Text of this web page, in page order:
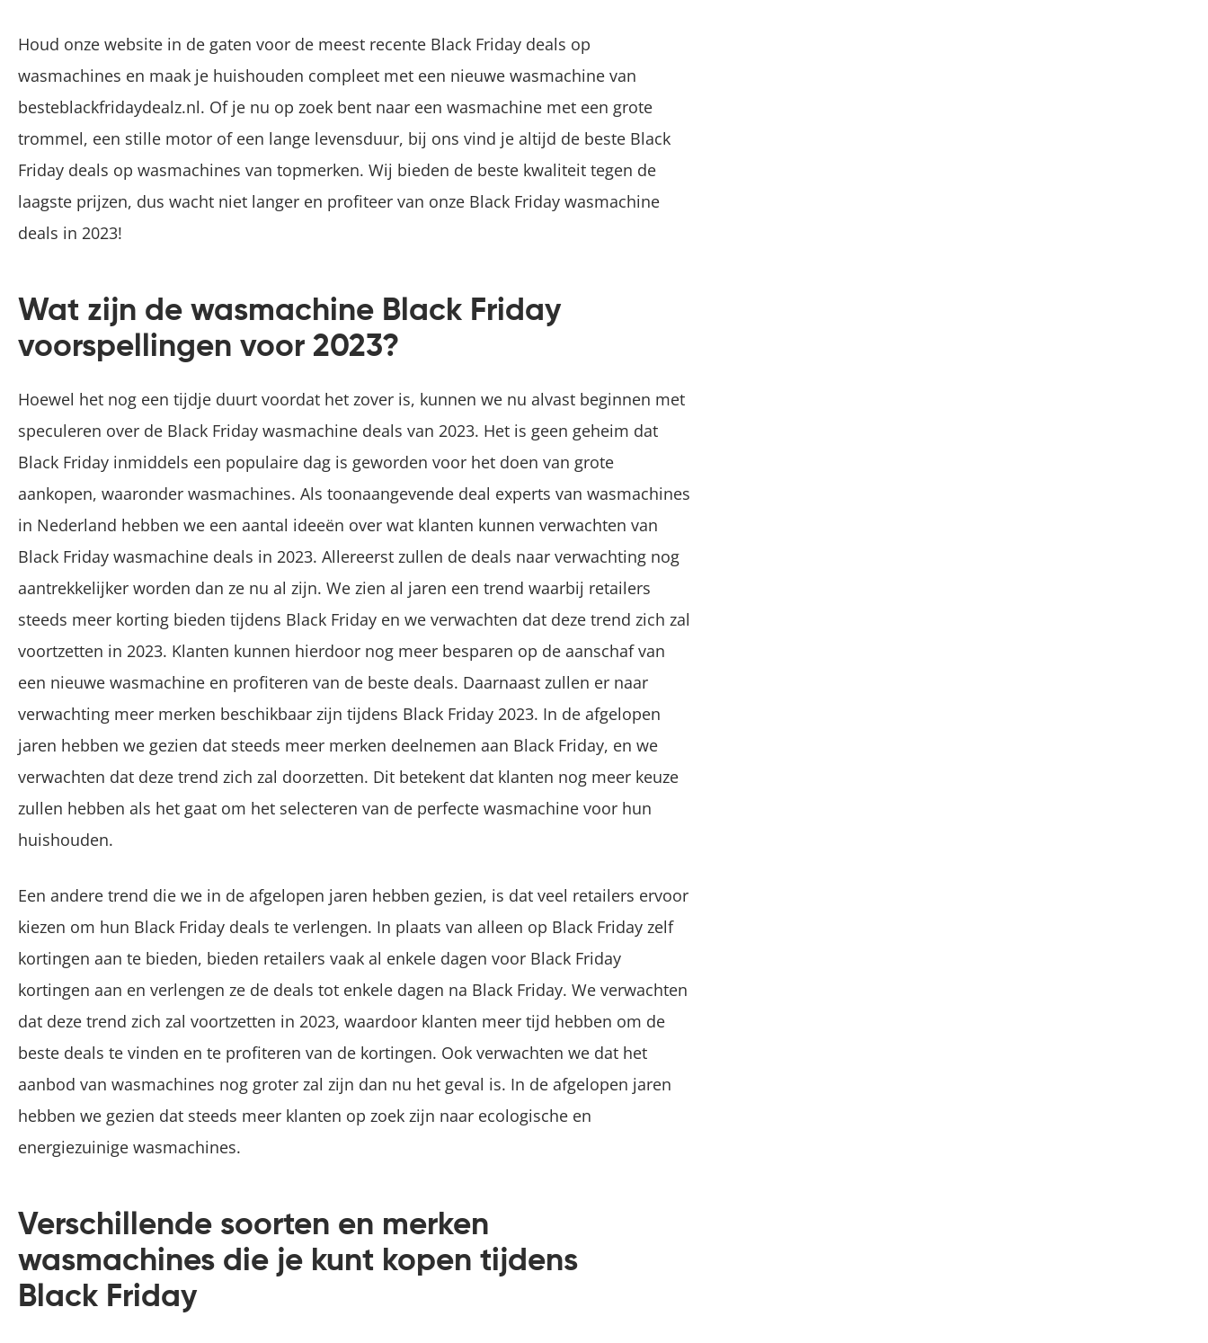
Houd onze website in de gaten voor de meest recente Black Friday deals op
wasmachines en maak je huishouden compleet met een nieuwe wasmachine van
besteblackfridaydealz.nl. Of je nu op zoek bent naar een wasmachine met een grote
trommel, een stille motor of een lange levensduur, bij ons vind je altijd de beste Black
Friday deals op wasmachines van topmerken. Wij bieden de beste kwaliteit tegen de
laagste prijzen, dus wacht niet langer en profiteer van onze Black Friday wasmachine
deals in 2023!
Wat zijn de wasmachine Black Friday
voorspellingen voor 2023?
Hoewel het nog een tijdje duurt voordat het zover is, kunnen we nu alvast beginnen met
speculeren over de Black Friday wasmachine deals van 2023. Het is geen geheim dat
Black Friday inmiddels een populaire dag is geworden voor het doen van grote
aankopen, waaronder wasmachines. Als toonaangevende deal experts van wasmachines
in Nederland hebben we een aantal ideeën over wat klanten kunnen verwachten van
Black Friday wasmachine deals in 2023. Allereerst zullen de deals naar verwachting nog
aantrekkelijker worden dan ze nu al zijn. We zien al jaren een trend waarbij retailers
steeds meer korting bieden tijdens Black Friday en we verwachten dat deze trend zich zal
voortzetten in 2023. Klanten kunnen hierdoor nog meer besparen op de aanschaf van
een nieuwe wasmachine en profiteren van de beste deals. Daarnaast zullen er naar
verwachting meer merken beschikbaar zijn tijdens Black Friday 2023. In de afgelopen
jaren hebben we gezien dat steeds meer merken deelnemen aan Black Friday, en we
verwachten dat deze trend zich zal doorzetten. Dit betekent dat klanten nog meer keuze
zullen hebben als het gaat om het selecteren van de perfecte wasmachine voor hun
huishouden.
Een andere trend die we in de afgelopen jaren hebben gezien, is dat veel retailers ervoor
kiezen om hun Black Friday deals te verlengen. In plaats van alleen op Black Friday zelf
kortingen aan te bieden, bieden retailers vaak al enkele dagen voor Black Friday
kortingen aan en verlengen ze de deals tot enkele dagen na Black Friday. We verwachten
dat deze trend zich zal voortzetten in 2023, waardoor klanten meer tijd hebben om de
beste deals te vinden en te profiteren van de kortingen. Ook verwachten we dat het
aanbod van wasmachines nog groter zal zijn dan nu het geval is. In de afgelopen jaren
hebben we gezien dat steeds meer klanten op zoek zijn naar ecologische en
energiezuinige wasmachines.
Verschillende soorten en merken
wasmachines die je kunt kopen tijdens
Black Friday